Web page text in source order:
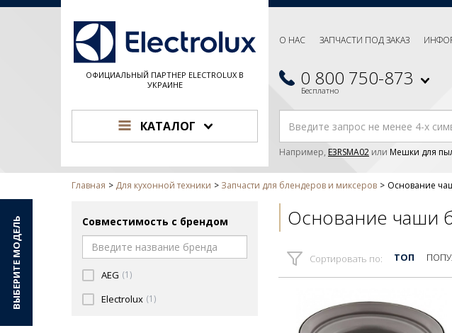
ОФИЦИАЛЬНЫЙ ПАРТНЕР ELECTROLUX В
УКРАИНЕ
О НАС ЗАПЧАСТИ ПОД ЗАКАЗ
0 800 750-873
Бесплатно
КАТАЛОГ
Например, E3RSMA02 или Мешки для
Главная Для кухонной техники Запчасти для блендеров и миксеров Основание
Совместимость с брендом
AEG (1)
Electrolux (1)
Основание чаши
Сортировать по: ТОП
ВЫБЕРИТЕ МОДЕЛЬ